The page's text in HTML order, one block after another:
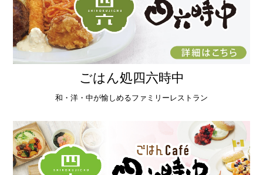
ごはん処四六時中
和・洋・中が愉しめるファミリーレストラン